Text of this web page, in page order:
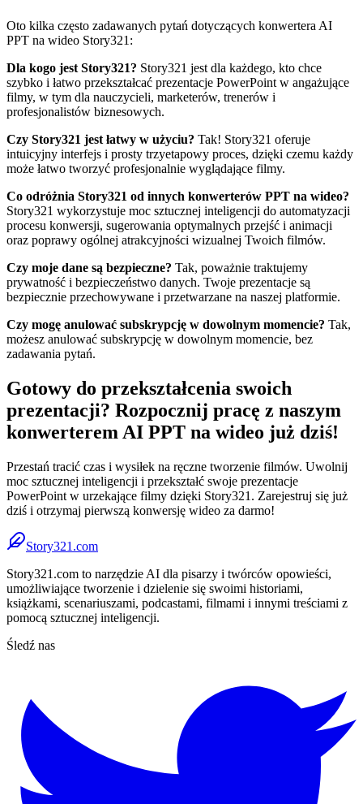
Oto kilka często zadawanych pytań dotyczących konwertera AI
PPT na wideo Story321:
Dla kogo jest Story321? Story321 jest dla każdego, kto chce
szybko i łatwo przekształcać prezentacje PowerPoint w angażujące
filmy, w tym dla nauczycieli, marketerów, trenerów i
profesjonalistów biznesowych.
Czy Story321 jest łatwy w użyciu? Tak! Story321 oferuje
intuicyjny interfejs i prosty trzyetapowy proces, dzięki czemu każdy
może łatwo tworzyć profesjonalnie wyglądające filmy.
Co odróżnia Story321 od innych konwerterów PPT na wideo?
Story321 wykorzystuje moc sztucznej inteligencji do automatyzacji
procesu konwersji, sugerowania optymalnych przejść i animacji
oraz poprawy ogólnej atrakcyjności wizualnej Twoich filmów.
Czy moje dane są bezpieczne? Tak, poważnie traktujemy
prywatność i bezpieczeństwo danych. Twoje prezentacje są
bezpiecznie przechowywane i przetwarzane na naszej platformie.
Czy mogę anulować subskrypcję w dowolnym momencie? Tak,
możesz anulować subskrypcję w dowolnym momencie, bez
zadawania pytań.
Gotowy do przekształcenia swoich
prezentacji? Rozpocznij pracę z naszym
konwerterem AI PPT na wideo już dziś!
Przestań tracić czas i wysiłek na ręczne tworzenie filmów. Uwolnij
moc sztucznej inteligencji i przekształć swoje prezentacje
PowerPoint w urzekające filmy dzięki Story321. Zarejestruj się już
dziś i otrzymaj pierwszą konwersję wideo za darmo!
Story321.com
Story321.com to narzędzie AI dla pisarzy i twórców opowieści,
umożliwiające tworzenie i dzielenie się swoimi historiami,
książkami, scenariuszami, podcastami, filmami i innymi treściami z
pomocą sztucznej inteligencji.
Śledź nas